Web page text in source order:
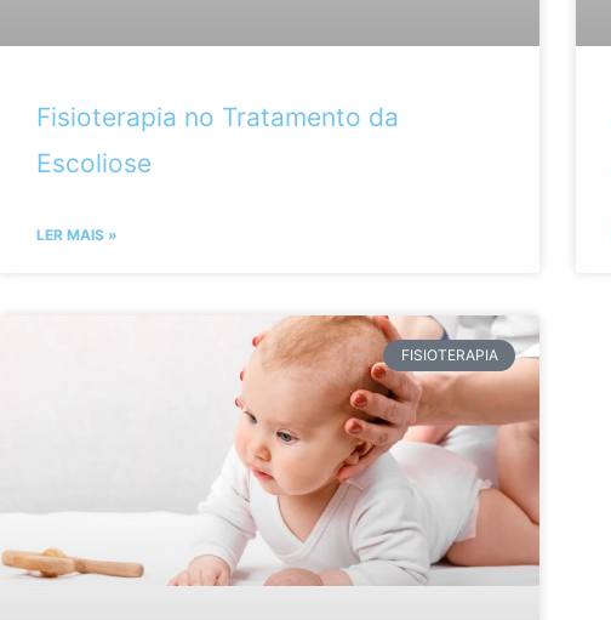
Fisioterapia no Tratamento da
Escoliose
LER MAIS »
FISIOTERAPIA